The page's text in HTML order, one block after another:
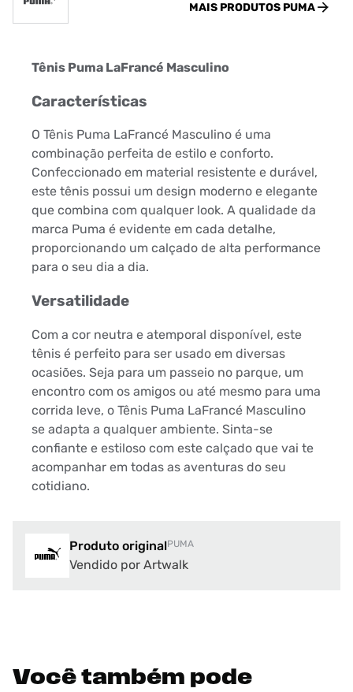
MAIS PRODUTOS PUMA
Tênis Puma LaFrancé Masculino
Características
O Tênis Puma LaFrancé Masculino é uma
combinação perfeita de estilo e conforto.
Confeccionado em material resistente e durável,
este tênis possui um design moderno e elegante
que combina com qualquer look. A qualidade da
marca Puma é evidente em cada detalhe,
proporcionando um calçado de alta performance
para o seu dia a dia.
Versatilidade
Com a cor neutra e atemporal disponível, este
tênis é perfeito para ser usado em diversas
ocasiões. Seja para um passeio no parque, um
encontro com os amigos ou até mesmo para uma
corrida leve, o Tênis Puma LaFrancé Masculino
se adapta a qualquer ambiente. Sinta-se
confiante e estiloso com este calçado que vai te
acompanhar em todas as aventuras do seu
cotidiano.
Produto originalPUMA
Vendido por Artwalk
Você também pode